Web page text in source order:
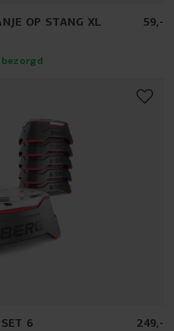
OP STANG XL 59,-
6 249,-